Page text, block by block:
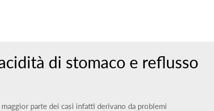
di stomaco e reflusso
parte dei casi infatti derivano da problemi